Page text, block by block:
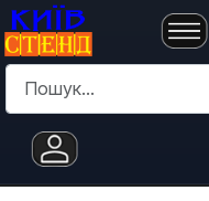
Пошук